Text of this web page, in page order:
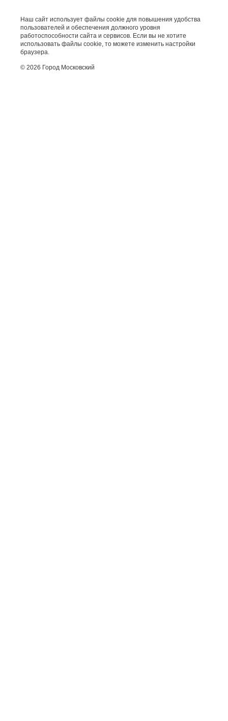
Наш сайт использует файлы cookie для повышения удобства
пользователей и обеспечения должного уровня
работоспособности сайта и сервисов. Если вы не хотите
использовать файлы cookie, то можете изменить настройки
браузера.
© 2026 Город Московский